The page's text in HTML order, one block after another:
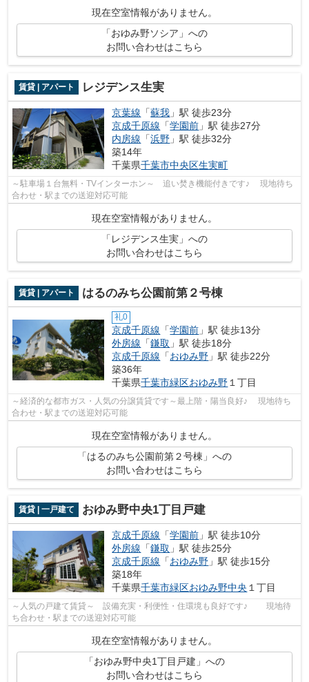
現在空室情報がありません。
「おゆみ野ソシア」への
お問い合わせはこちら
賃貸 | アパート レジデンス生実
京葉線 「蘇我 」駅 徒歩23分
京成千原線 「学園前 」駅 徒歩27分
内房線 「浜野 」駅 徒歩32分
築14年
千葉県千葉市中央区生実町
～駐車場１台無料・TVインターホン～ 追い焚き機能付きです♪ 現地待ち
合わせ・駅までの送迎対応可能
現在空室情報がありません。
「レジデンス生実」への
お問い合わせはこちら
賃貸 | アパート はるのみち公園前第２号棟
礼0
京成千原線 「学園前 」駅 徒歩13分
外房線 「鎌取 」駅 徒歩18分
京成千原線 「おゆみ野 」駅 徒歩22分
築36年
千葉県千葉市緑区おゆみ野 １丁目
～経済的な都市ガス・人気の分譲賃貸です～最上階・陽当良好♪ 現地待ち
合わせ・駅までの送迎対応可能
現在空室情報がありません。
「はるのみち公園前第２号棟」への
お問い合わせはこちら
賃貸 | 一戸建て おゆみ野中央1丁目戸建
京成千原線 「学園前 」駅 徒歩10分
外房線 「鎌取 」駅 徒歩25分
京成千原線 「おゆみ野 」駅 徒歩15分
築18年
千葉県千葉市緑区おゆみ野中央 １丁目
～人気の戸建て賃貸～ 設備充実・利便性・住環境も良好です♪ 現地待
ち合わせ・駅までの送迎対応可能
現在空室情報がありません。
「おゆみ野中央1丁目戸建」への
お問い合わせはこちら